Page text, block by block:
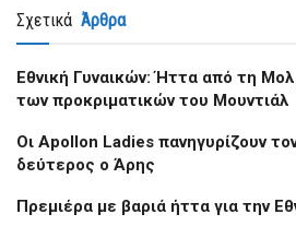
Σχετικά Άρθρα
Εθνική Γυναικών: Ήττα από τη
των προκριματικών του Μουντιάλ
Oι Apollon Ladies πανηγυρίζουν
δεύτερος ο Άρης
Πρεμιέρα με βαριά ήττα για την